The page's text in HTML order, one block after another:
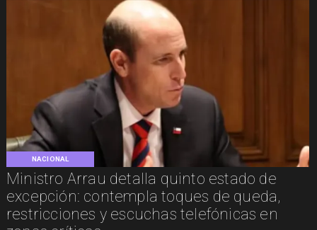
NACIONAL
Ministro Arrau detalla quinto estado de
excepción: contempla toques de queda,
restricciones y escuchas telefónicas en